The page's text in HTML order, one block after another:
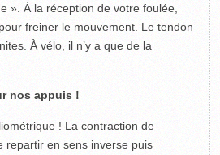
». À la réception de votre foulée,
freiner le mouvement. Le tendon
À vélo, il n’y a que de la
nos appuis !
! La contraction de
repartir en sens inverse puis